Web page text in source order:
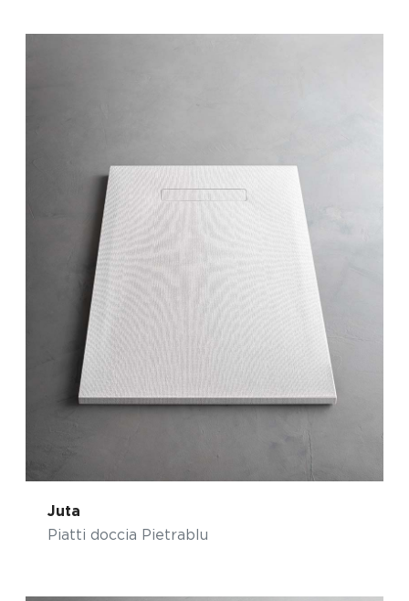
Juta
Piatti doccia Pietrablu